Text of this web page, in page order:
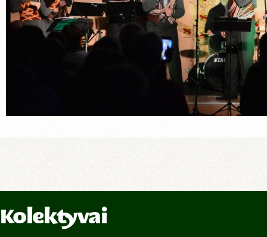
Kolektyvai